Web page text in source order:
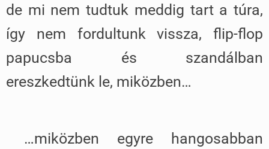
de mi nem tudtuk meddig tart a túra,
így nem fordultunk vissza, flip-flop
papucsba és szandálban
ereszkedtünk le, miközben…
…miközben egyre hangosabban